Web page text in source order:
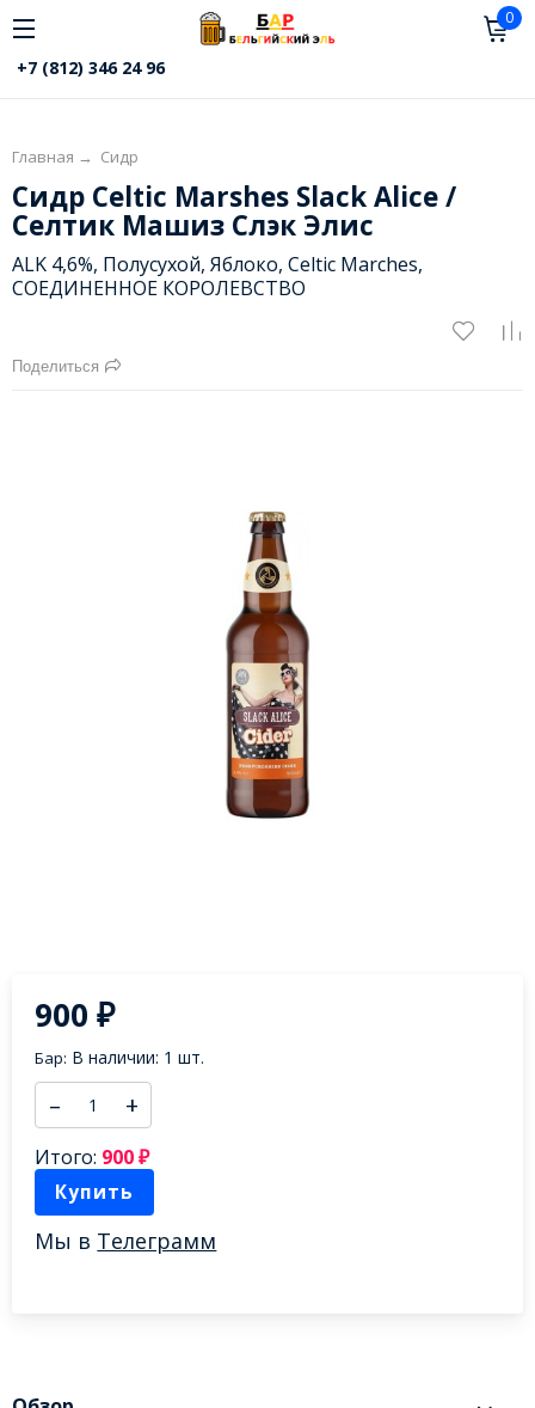
0
+7 (812) 346 24 96
Главная → Сидр
Сидр Celtic Marshes Slack Alice /
Селтик Машиз Слэк Элис
ALK 4,6%, Полусухой, Яблоко, Celtic Marches,
СОЕДИНЕННОЕ КОРОЛЕВСТВО
Поделиться
900₽
Бар: В наличии: 1 шт.
– +
Итого: 900₽
Купить
Мы в Телеграмм